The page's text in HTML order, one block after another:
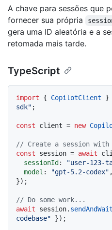
A chave para sessões que
fornecer sua própria
gera uma ID aleatória e a
retomada mais tarde.
TypeScript
import { CopilotClient }
sdk" ;
const client = new
// Create a session with
const session = await
sessionId : "user-123-
model : "gpt-5.2-codex" ,
});
// Do some work...
await session. sendAndWait
codebase" });